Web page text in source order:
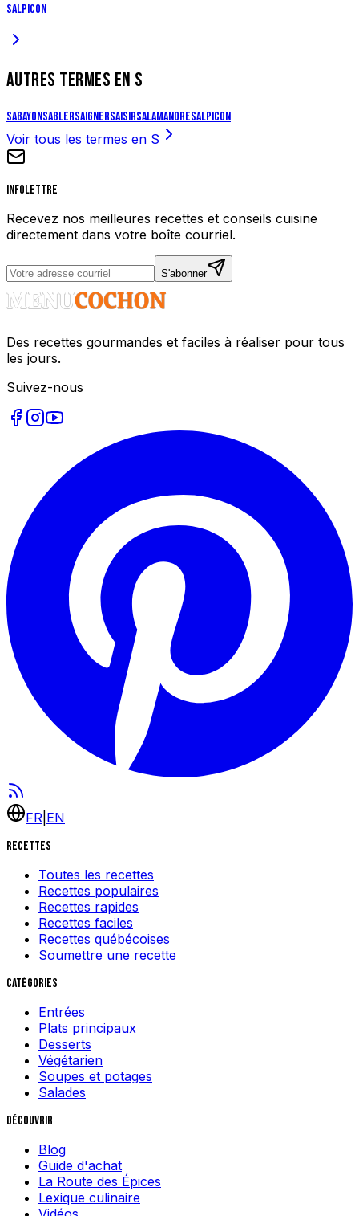
Salpicon
AUTRES TERMES EN S
SabayonSablerSaignerSaisirSalamandreSalpicon
Voir tous les termes en S
Infolettre
Recevez nos meilleures recettes et conseils cuisine
directement dans votre boîte courriel.
S'abonner
Des recettes gourmandes et faciles à réaliser pour tous
les jours.
Suivez-nous
FR EN
Recettes
Toutes les recettes
Recettes populaires
Recettes rapides
Recettes faciles
Recettes québécoises
Soumettre une recette
Catégories
Entrées
Plats principaux
Desserts
Végétarien
Soupes et potages
Salades
Découvrir
Blog
Guide d'achat
La Route des Épices
Lexique culinaire